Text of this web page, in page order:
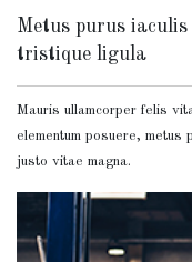
Metus purus
tristique ligula
Mauris ullamcorper felis
elementum posuere,
justo vitae magna.